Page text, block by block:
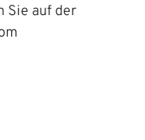
Sie auf der